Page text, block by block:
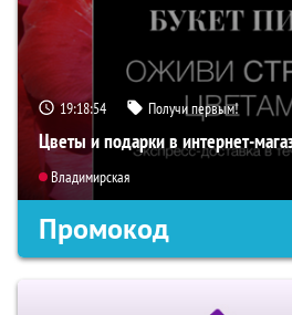
19:18:53 Получи первым!
Цветы и подарки в интернет-
Владимирская
Промокод